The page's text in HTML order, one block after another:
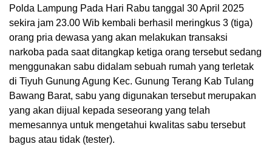
Polda Lampung Pada Hari Rabu tanggal 30 April 2025
sekira jam 23.00 Wib kembali berhasil meringkus 3 (tiga)
orang pria dewasa yang akan melakukan transaksi
narkoba pada saat ditangkap ketiga orang tersebut sedang
menggunakan sabu didalam sebuah rumah yang terletak
di Tiyuh Gunung Agung Kec. Gunung Terang Kab Tulang
Bawang Barat, sabu yang digunakan tersebut merupakan
yang akan dijual kepada seseorang yang telah
memesannya untuk mengetahui kwalitas sabu tersebut
bagus atau tidak (tester).